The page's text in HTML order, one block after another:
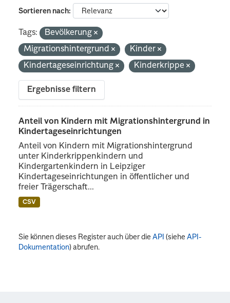
Sortieren nach
Tags:
Bevölkerung
Migrationshintergrund
Kinder
Kindertageseinrichtung
Kinderkrippe
Ergebnisse filtern
Anteil von Kindern mit Migrationshintergrund in
Kindertageseinrichtungen
Anteil von Kindern mit Migrationshintergrund
unter Kinderkrippenkindern und
Kindergartenkindern in Leipziger
Kindertageseinrichtungen in öffentlicher und
freier Trägerschaft...
CSV
Sie können dieses Register auch über dieAPI (sieheAPI-
Dokumentation) abrufen.